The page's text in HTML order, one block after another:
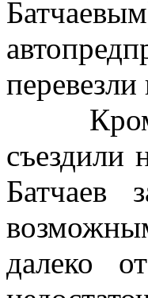
Кроме
съездили
Батчаев
далеко